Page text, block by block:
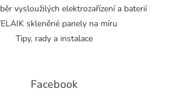
vysloužilých elektrozařízení a baterií
skleněné panely na míru
Tipy, rady a instalace
Facebook